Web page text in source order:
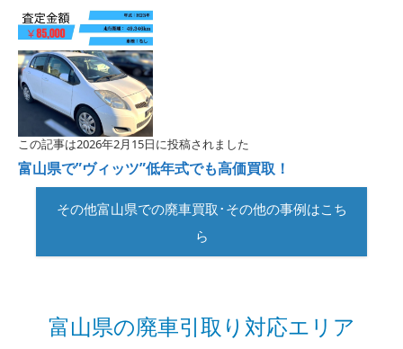
この記事は2026年2月15日に投稿されました
富山県で”ヴィッツ”低年式でも高価買取！
その他富山県での廃車買取･その他の事例はこち
ら
富山県の廃車引取り対応エリア